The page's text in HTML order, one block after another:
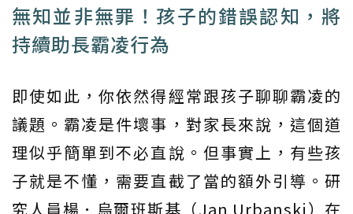
無知並非無罪！孩子的錯誤認知，將
持續助長霸凌行為
即使如此，你依然得經常跟孩子聊聊霸凌的
議題。霸凌是件壞事，對家長來說，這個道
理似乎簡單到不必直說。但事實上，有些孩
子就是不懂，需要直截了當的額外引導。研
究人員楊．烏爾班斯基（Jan Urbanski）在